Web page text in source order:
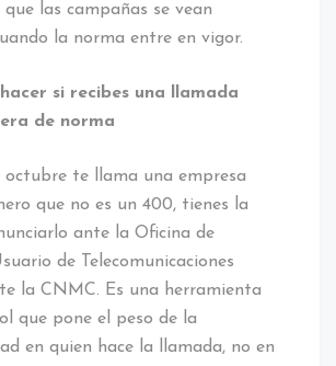
las campañas se vean
la norma entre en vigor.
si recibes una llamada
de norma
te llama una empresa
que no es un 400, tienes la
ante la Oficina de
de Telecomunicaciones
la CNMC. Es una herramienta
que pone el peso de la
en quien hace la llamada, no en